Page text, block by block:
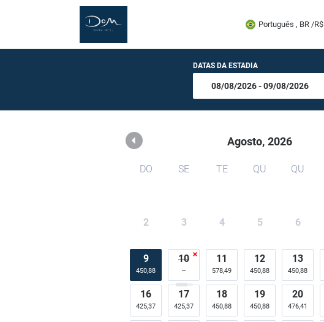
DOM Barra Hotel Português , BR /R$
DATAS DA ESTADIA
Agosto, 2026
DO SE TE QU QU
2 3 4 5 6
9
450,88
10 11
578,49
12
450,88
13
450,88
16
425,37
17
425,37
18
450,88
19
450,88
20
476,41